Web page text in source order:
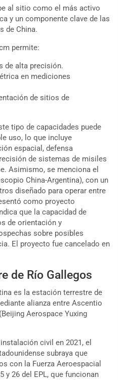
al sitio como el más activo
y un componente clave de las
de China.
permite:
de alta precisión.
en mediciones
de sitios de
tipo de capacidades puede
uso, lo que incluye
espacial, defensa
de sistemas de misiles
Asimismo, se menciona el
China-Argentina), con un
diseñado para operar entre
como proyecto
que la capacidad de
de orientación y
sobre posibles
El proyecto fue cancelado en
de Río Gallegos
es la estación terrestre de
alianza entre Ascentio
Aerospace Yuxing
civil en 2021, el
subraya que
con la Fuerza Aeroespacial
y 26 del EPL, que funcionan